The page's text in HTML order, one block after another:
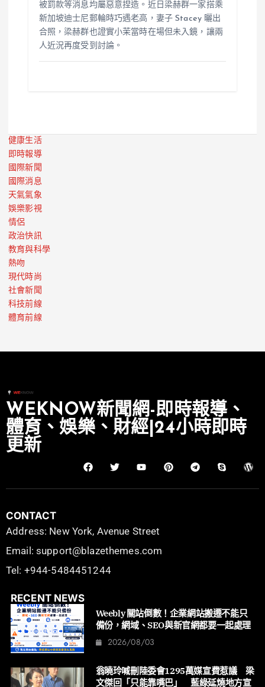
被罰款等消息均屬惡意捏造。近日梁赫群一家搭乘
新加坡迪士尼郵輪時巧遇老高，妻子 Stacey 曬出
合照，梁赫群也證實小茉當時在場但未入鏡，讓兩
人近況再度受到討論。
健康生活
即時報導
國際新聞
國際消息
天氣氣象
娛樂影視
情侶
政治快訊
教育與科學
熱吻
現代時尚
社會新聞
科技前線
體育前線
WEKNOW新聞網-即時報導、
體育、娛樂、財經|24小時即時
更新
CONTACT
Address: New York, Avenue Street
Email: support@blazethemes.com
Tel: +944-5484451244
RECENT NEWS
Weebly 關站倒數！企業網站搬遷不能只
備份，網域、SEO與新官網都要一起處理
2026/08/03
翁曉玲喊刪陸委會1295萬媒宣費惹議 梁
文傑回「只能靠嘴巴」 藍綠延燒地方宣